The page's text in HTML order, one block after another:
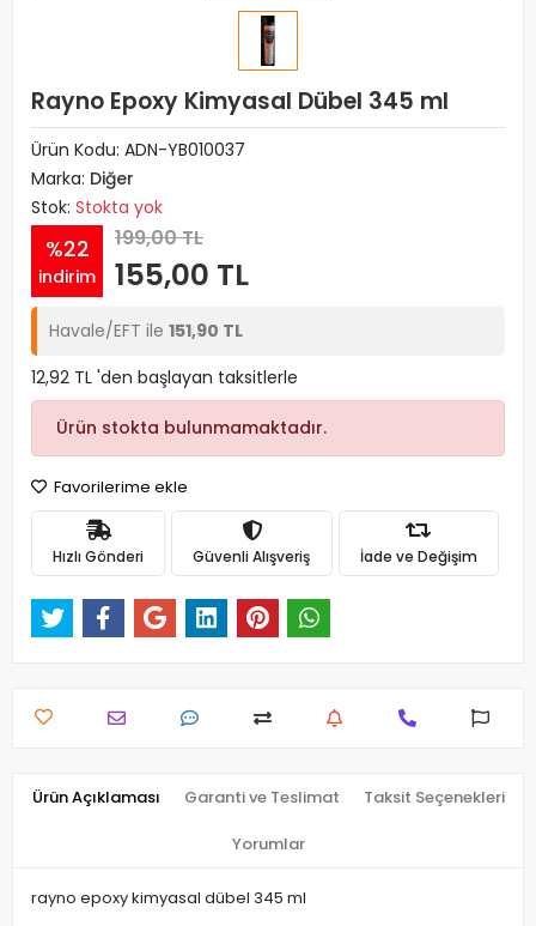
Rayno Epoxy Kimyasal Dübel 345 ml
Ürün Kodu: ADN-YB010037
Marka: Diğer
Stok: Stokta yok
%22
indirim
199,00 TL
155,00 TL
Havale/EFT ile 151,90 TL
12,92 TL 'den başlayan taksitlerle
Ürün stokta bulunmamaktadır.
Favorilerime ekle
Hızlı Gönderi Güvenli Alışveriş İade ve Değişim
Ürün Açıklaması Garanti ve Teslimat Taksit Seçenekleri
Yorumlar
rayno epoxy kimyasal dübel 345 ml